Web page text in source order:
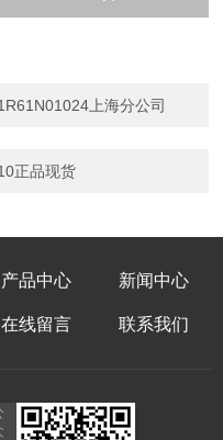
上海分公司
正品现货
产品中心 新闻中心
在线留言 联系我们